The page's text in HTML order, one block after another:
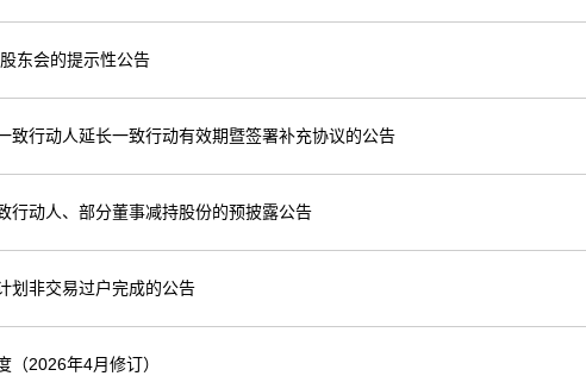
东会的提示性公告
致行动人延长一致行动有效期暨签署补充协议的公告
行动人、部分董事减持股份的预披露公告
划非交易过户完成的公告
（2026年4月修订）